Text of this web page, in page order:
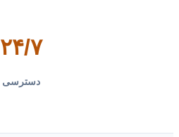
۲۴/۷
دسترسی